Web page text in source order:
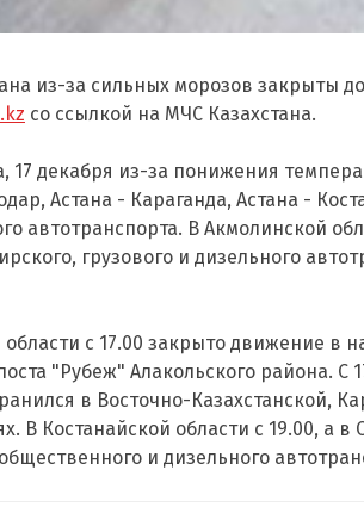
из-за сильных морозов закрыты
со ссылкой на МЧС Казахстана.
17 декабря из-за понижения
Астана - Караганда, Астана -
автотранспорта. В Акмолинской
грузового и дизельного
с 17.00 закрыто движение в
"Рубеж" Алакольского района. С
в Восточно-Казахстанской,
В Костанайской области с 19.00, а в
и дизельного